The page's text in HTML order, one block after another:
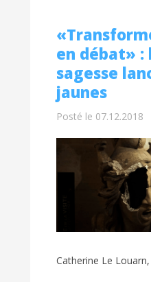
en débat» :
sagesse
jaunes
Posté le 07.12.2018
Catherine Le